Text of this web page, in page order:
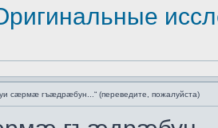
сæрмæ гъæдрæбун...“ (переведите, пожалуйста)